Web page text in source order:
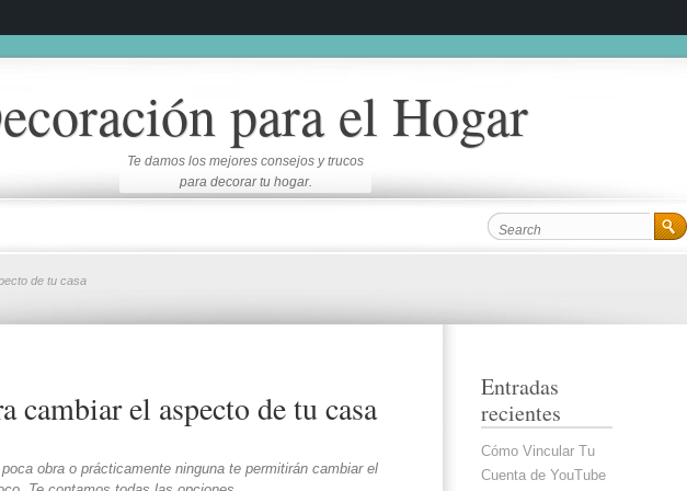
para el Hogar
Te damos los mejores consejos y trucos
para decorar tu hogar.
de tu casa
cambiar el aspecto de tu casa
obra o prácticamente ninguna te permitirán cambiar el
Entradas
recientes
Cómo Vincular Tu
Cuenta de YouTube